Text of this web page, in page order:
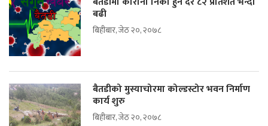
बढी
बिहीबार, जेठ २०, २०७८
बैतडीको मुस्याचोरमा कोल्डस्टोर भवन निर्माण
कार्य शुरु
बिहीबार, जेठ २०, २०७८